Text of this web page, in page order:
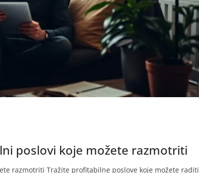
poslovi koje možete razmotriti
razmotriti Tražite profitabilne poslove koje možete raditi